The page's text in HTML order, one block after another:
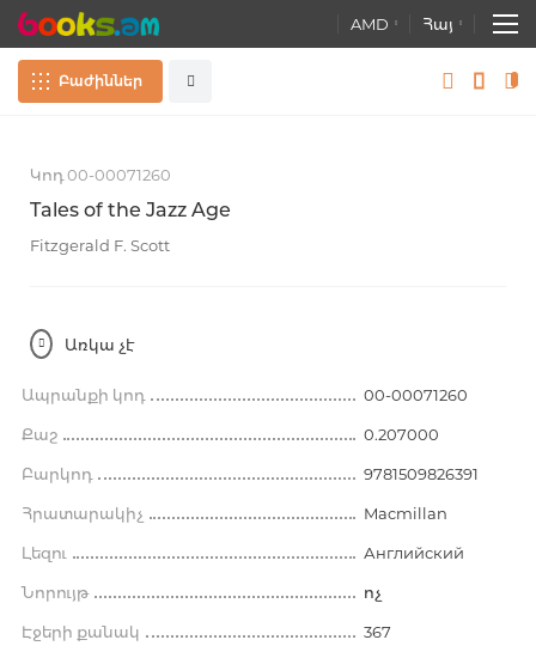
AMD Հայ
Բաժիններ
Գրքեր
Պաստառներ
перейти
галереям
изображений
Կոդ 00-00071260
Tales of the Jazz Age
Fitzgerald F. Scott
Առկա չէ
Ապրանքի կոդ 00-00071260
Քաշ 0.207000
Բարկոդ 9781509826391
Հրատարակիչ Macmillan
Լեզու Английский
Նորույթ ոչ
Էջերի քանակ 367